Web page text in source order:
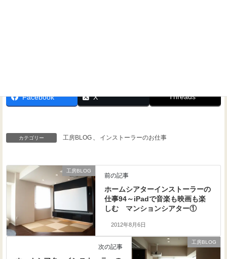
Facebook X Threads
カテゴリー 工房BLOG 、 インストーラーのお仕事
工房BLOG
前の記事
ホームシアターインストーラーの
仕事94～iPadで音楽も映画も楽
しむ マンションシアター①
2012年8月6日
工房BLOG
次の記事